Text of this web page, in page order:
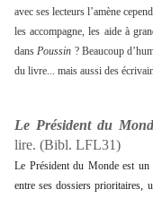
avec ses lecteurs l’amène
les accompagne, les aide à
dansPoussin ?Beaucoup
du livre... mais aussi des
Le Président du
lire. (Bibl. LFL31)
Le Président du Monde est un
entre ses dossiers prioritaires,